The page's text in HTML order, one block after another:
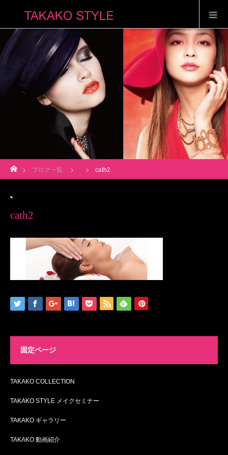
ブログ一覧 cath2
cath2
固定ページ
TAKAKO COLLECTION
TAKAKO STYLE メイクセミナー
TAKAKO ギャラリー
TAKAKO 動画紹介